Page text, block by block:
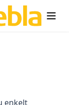
enkelt